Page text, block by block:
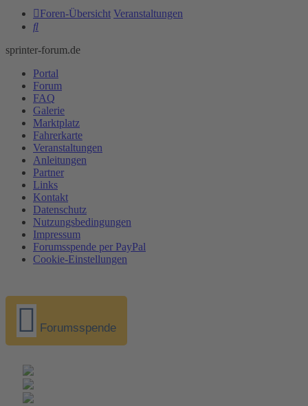
Foren-Übersicht Veranstaltungen
Suche
sprinter-forum.de
Portal
Forum
FAQ
Galerie
Marktplatz
Fahrerkarte
Veranstaltungen
Anleitungen
Partner
Links
Kontakt
Datenschutz
Nutzungsbedingungen
Impressum
Forumsspende per PayPal
Cookie-Einstellungen
Forumsspende